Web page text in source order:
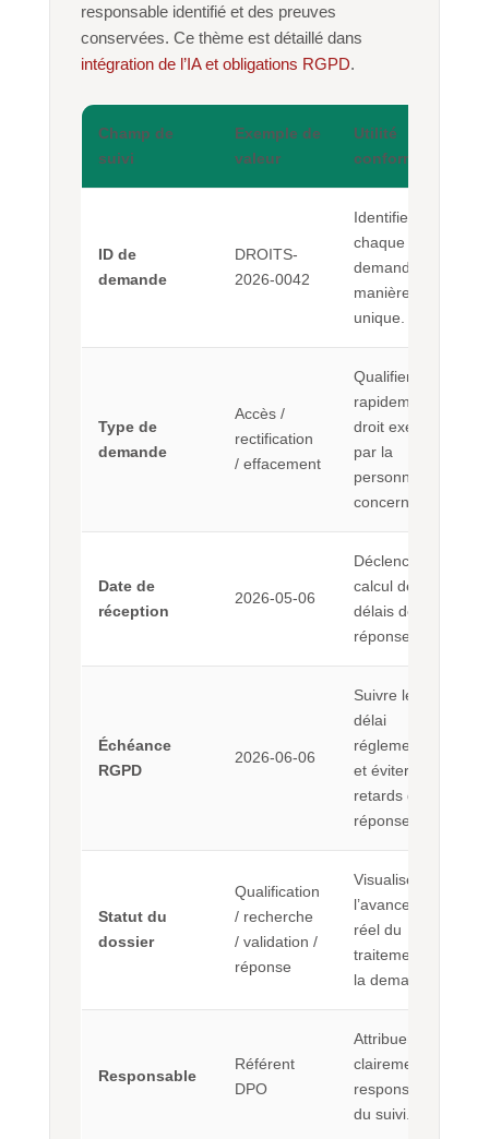
responsable identifié et des preuves
conservées. Ce thème est détaillé dans
intégration de l’IA et obligations RGPD.
Champ de
suivi
Exemple de
valeur
Utilité
conformité
ID de
demande
DROITS-
2026-0042
Identifier
chaque
demande de
manière
unique.
Type de
demande
Accès /
rectification
/ effacement
Qualifier
rapidement le
droit exercé
par la
personne
concernée.
Date de
réception
2026-05-06
Déclencher le
calcul des
délais de
réponse.
Échéance
RGPD
2026-06-06
Suivre le
délai
réglementaire
et éviter les
retards de
réponse.
Statut du
dossier
Qualification
/ recherche
/ validation /
réponse
Visualiser
l’avancement
réel du
traitement de
la demande.
Responsable
Référent
DPO
Attribuer
clairement la
responsabilité
du suivi.